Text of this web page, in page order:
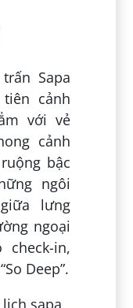
Sapa
cảnh
với vẻ
cảnh
bậc
ngôi
lưng
ngoại
in,
Deep”.